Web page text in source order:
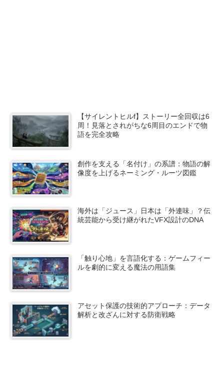
【サイレントヒルf】ストーリー全回収は6
周！見落とされがちな6周目のエンドで物
語を完全攻略
創作を支える「名付け」の系譜：物語の解
像度を上げるネーミング・ルーツ図鑑
海外は「ジュース」日本は「外連味」？伝
統芸能から受け継がれたVFX設計のDNA
「触り心地」を言語化する：ゲームフィー
ルを劇的に変える魔法の用語集
アセット保護の技術的アプローチ：データ
解析と改ざんに対する防衛戦略